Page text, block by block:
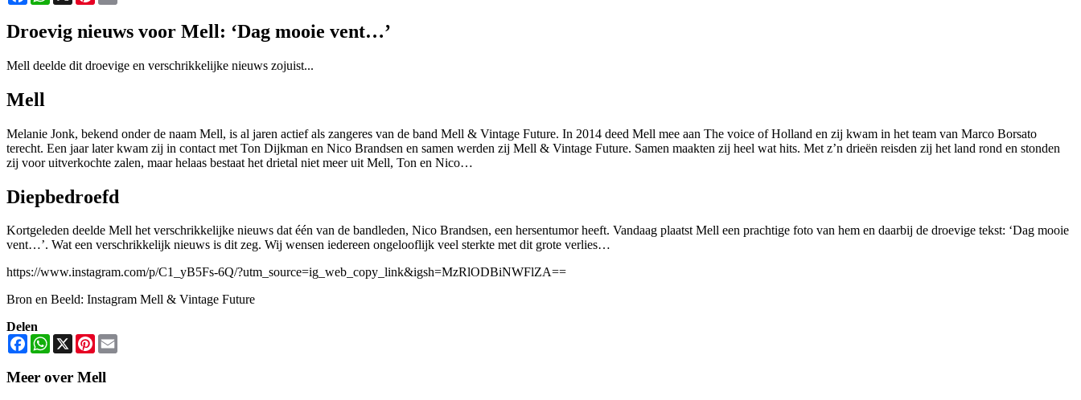
Droevig nieuws voor Mell: ‘Dag mooie vent…’
Mell deelde dit droevige en verschrikkelijke nieuws zojuist...
Mell
Melanie Jonk, bekend onder de naam Mell, is al jaren actief als zangeres van de band Mell & Vintage Future. In 2014 deed Mell mee aan The voice of Holland en zij kwam in het team van Marco Borsato
terecht. Een jaar later kwam zij in contact met Ton Dijkman en Nico Brandsen en samen werden zij Mell & Vintage Future. Samen maakten zij heel wat hits. Met z’n drieën reisden zij het land rond en stonden
zij voor uitverkochte zalen, maar helaas bestaat het drietal niet meer uit Mell, Ton en Nico…
Diepbedroefd
Kortgeleden deelde Mell het verschrikkelijke nieuws dat één van de bandleden, Nico Brandsen, een hersentumor heeft. Vandaag plaatst Mell een prachtige foto van hem en daarbij de droevige tekst: ‘Dag mooie
vent…’. Wat een verschrikkelijk nieuws is dit zeg. Wij wensen iedereen ongelooflijk veel sterkte met dit grote verlies…
https://www.instagram.com/p/C1_yB5Fs-6Q/?utm_source=ig_web_copy_link&igsh=MzRlODBiNWFlZA==
Bron en Beeld: Instagram Mell & Vintage Future
Delen
FacebookWhatsApp
X Pinterest
Meer over Mell